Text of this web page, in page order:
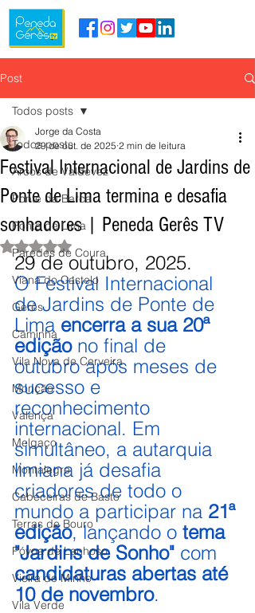
Post
Todos posts
Arcos de Valdevez
Ponte da Barca
Ponte de Lima
Paredes de Coura
Viana do Castelo
Gerês
Caminha
Vila Nova de Cerveira
Monção
Valença
Melgaço
Montalegre
Cabeceiras de Basto
Terras de Bouro
Póvoa de Lanhoso
Vieira do Minho
Vila Verde
Todos posts
Festival Internacional de Jardins de
Ponte de Lima termina e desafia
sonhadores | Peneda Gerês TV
Jorge da Costa
29 de out. de 2025 2 min de leitura
Avaliado com NaN de 5 estrelas.
29 de outubro, 2025.
O Festival Internacional
de Jardins de Ponte de
Lima encerra a sua 20ª
edição no final de
outubro após meses de
sucesso e
reconhecimento
internacional. Em
simultâneo, a autarquia
limiana já desafia
criadores de todo o
mundo a participar na 21ª
edição, lançando o tema
"Jardins de Sonho" com
candidaturas abertas até
10 de novembro.